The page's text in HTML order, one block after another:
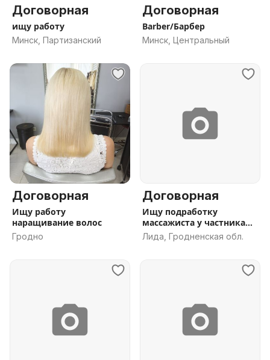
Договорная
ищу работу
Минск, Партизанский
Договорная
Barber/Барбер
Минск, Центральный
Договорная
Ищу работу
наращивание волос
Гродно
Договорная
Ищу подработку
массажиста у частника
или кампании
Лида, Гродненская обл.